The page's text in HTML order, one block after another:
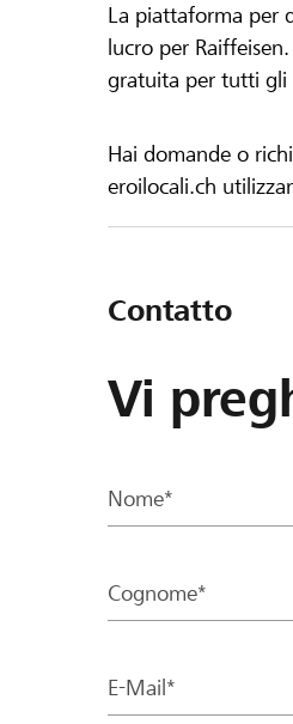
La piattaforma per
lucro per
gratuita per tutti gli
Hai domande o
eroilocali.ch
Contatto
Vi
Nome*
Cognome*
E-Mail*